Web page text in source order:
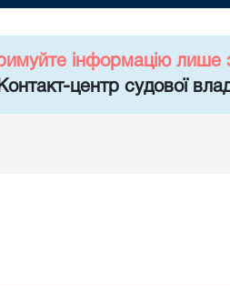
інформацію лише
центр судової